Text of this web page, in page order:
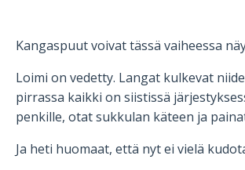
Kangaspuut voivat tässä vaiheessa
Loimi on vedetty. Langat kulkevat
pirrassa kaikki on siistissä
penkille, otat sukkulan käteen ja
Ja heti huomaat, että nyt ei vielä